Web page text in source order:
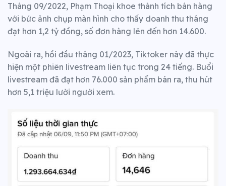
Tháng 09/2022, Phạm Thoại khoe thành tích bán hàng
với bức ảnh chụp màn hình cho thấy doanh thu tháng
đạt hơn 1,2 tỷ đồng, số đơn hàng lên đến hơn 14.600.
Ngoài ra, hồi đầu tháng 01/2023, Tiktoker này đã thực
hiện một phiên livestream liên tục trong 24 tiếng. Buổi
livestream đã đạt hơn 76.000 sản phẩm bán ra, thu hút
hơn 5,1 triệu lười người xem.